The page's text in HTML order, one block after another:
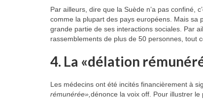
Par ailleurs, dire que la Suède n’a pas confiné,
comme la plupart des pays européens. Mais sa
grande partie de ses interactions sociales. Par
rassemblements de plus de 50 personnes, tout
4. La «délation
Les médecins ont été incités financièrement à
rémunérée», dénonce la voix off. Pour illustrer le